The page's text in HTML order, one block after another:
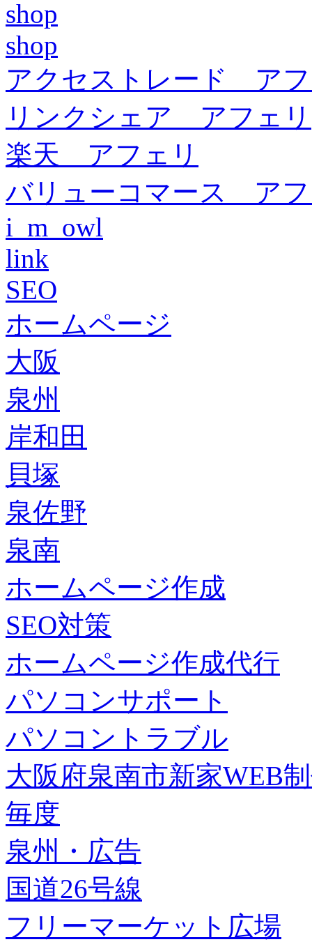
shop
shop
アクセストレード ア
リンクシェア アフェリ
楽天 アフェリ
バリューコマース ア
i_m_owl
link
SEO
ホームページ
大阪
泉州
岸和田
貝塚
泉佐野
泉南
ホームページ作成
SEO対策
ホームページ作成代行
パソコンサポート
パソコントラブル
大阪府泉南市新家WEB
毎度
泉州・広告
国道26号線
フリーマーケット広場